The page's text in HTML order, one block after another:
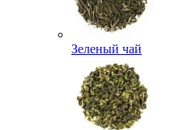
Зеленый чай